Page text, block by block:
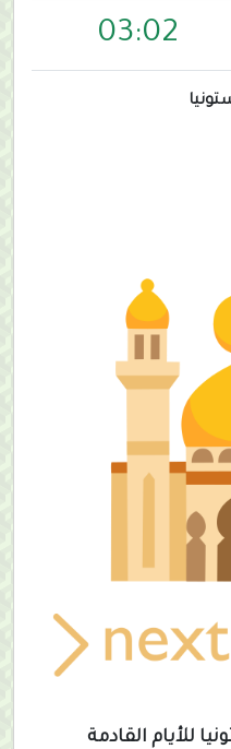
03:02
للأيام القادمة